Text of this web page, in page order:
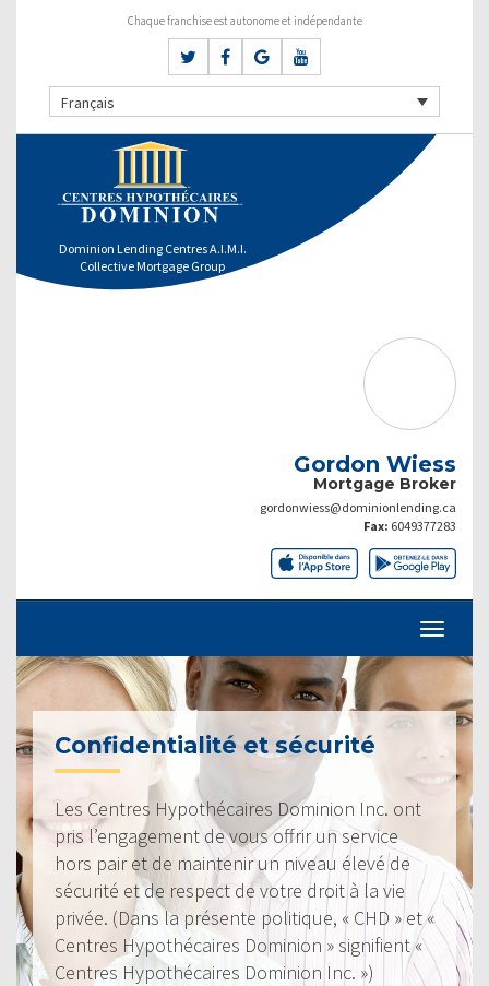
Chaque franchise est autonome et indépendante
Français
Dominion Lending Centres A.I.M.I.
Collective Mortgage Group
Gordon Wiess
Mortgage Broker
gordonwiess@dominionlending.ca
Fax: 6049377283
Confidentialité et sécurité
Les Centres Hypothécaires Dominion Inc. ont
pris l’engagement de vous offrir un service
hors pair et de maintenir un niveau élevé de
sécurité et de respect de votre droit à la vie
privée. (Dans la présente politique, « CHD » et «
Centres Hypothécaires Dominion » signifient «
Centres Hypothécaires Dominion Inc. »)